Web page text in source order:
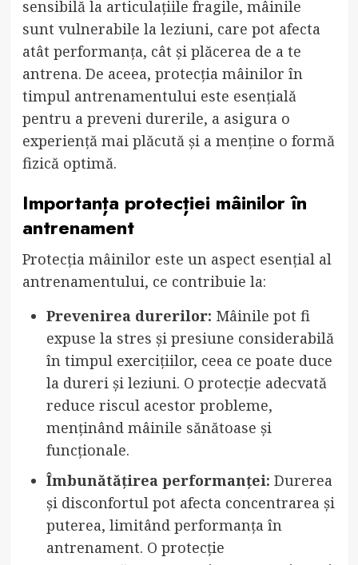
sensibilă la articulațiile fragile, mâinile
sunt vulnerabile la leziuni, care pot afecta
atât performanța, cât și plăcerea de a te
antrena. De aceea, protecția mâinilor în
timpul antrenamentului este esențială
pentru a preveni durerile, a asigura o
experiență mai plăcută și a menține o formă
fizică optimă.
Importanța protecției mâinilor în
antrenament
Protecția mâinilor este un aspect esențial al
antrenamentului, ce contribuie la:
Prevenirea durerilor: Mâinile pot fi
expuse la stres și presiune considerabilă
în timpul exercițiilor, ceea ce poate duce
la dureri și leziuni. O protecție adecvată
reduce riscul acestor probleme,
menținând mâinile sănătoase și
funcționale.
Îmbunătățirea performanței: Durerea
și disconfortul pot afecta concentrarea și
puterea, limitând performanța în
antrenament. O protecție